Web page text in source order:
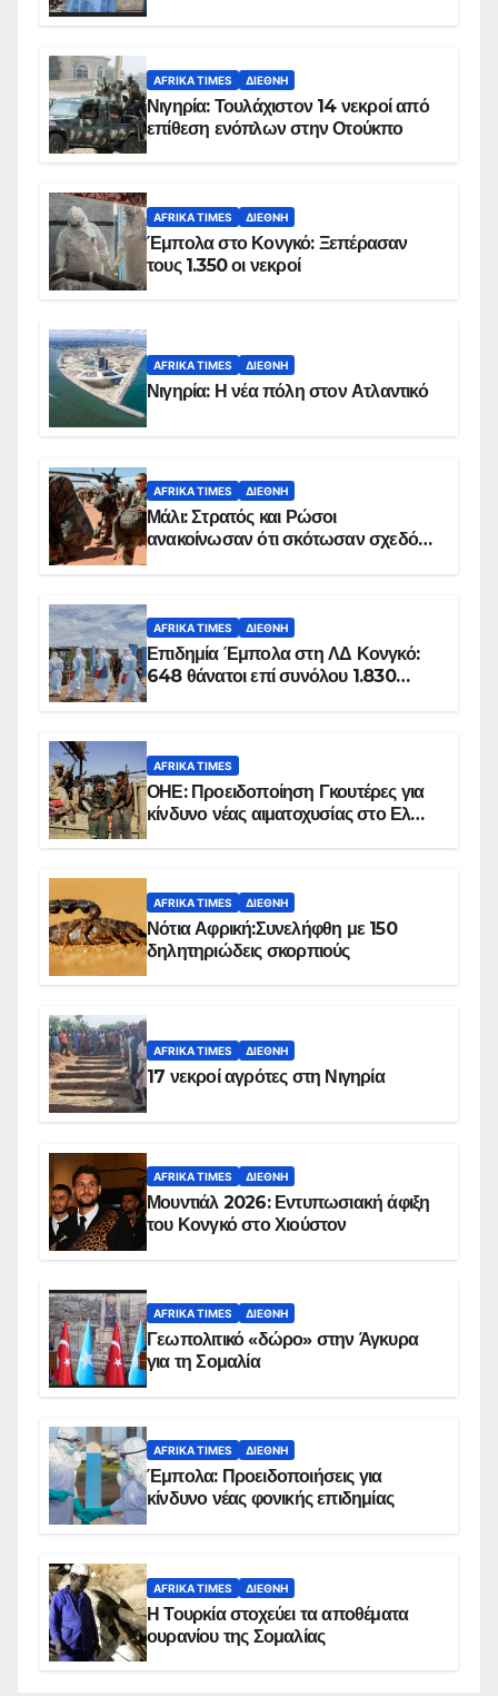
AFRIKA TIMES ΔΙΕΘΝΉ
Νιγηρία: Τουλάχιστον 14 νεκροί από
επίθεση ενόπλων στην Οτούκπο
AFRIKA TIMES ΔΙΕΘΝΉ
Έμπολα στο Κονγκό: Ξεπέρασαν
τους 1.350 οι νεκροί
AFRIKA TIMES ΔΙΕΘΝΉ
Νιγηρία: Η νέα πόλη στον Ατλαντικό
AFRIKA TIMES ΔΙΕΘΝΉ
Μάλι: Στρατός και Ρώσοι
ανακοίνωσαν ότι σκότωσαν σχεδόν
AFRIKA TIMES ΔΙΕΘΝΉ
Επιδημία Έμπολα στη ΛΔ Κονγκό:
648 θάνατοι επί συνόλου 1.830
AFRIKA TIMES
ΟΗΕ: Προειδοποίηση Γκουτέρες για
κίνδυνο νέας αιματοχυσίας στο Ελ
AFRIKA TIMES ΔΙΕΘΝΉ
Νότια Αφρική:Συνελήφθη με 150
δηλητηριώδεις σκορπιούς
AFRIKA TIMES ΔΙΕΘΝΉ
17 νεκροί αγρότες στη Νιγηρία
AFRIKA TIMES ΔΙΕΘΝΉ
Μουντιάλ 2026: Εντυπωσιακή άφιξη
του Κονγκό στο Χιούστον
AFRIKA TIMES ΔΙΕΘΝΉ
Γεωπολιτικό «δώρο» στην Άγκυρα
για τη Σομαλία
AFRIKA TIMES ΔΙΕΘΝΉ
Έμπολα: Προειδοποιήσεις για
κίνδυνο νέας φονικής επιδημίας
AFRIKA TIMES ΔΙΕΘΝΉ
Η Τουρκία στοχεύει τα αποθέματα
ουρανίου της Σομαλίας